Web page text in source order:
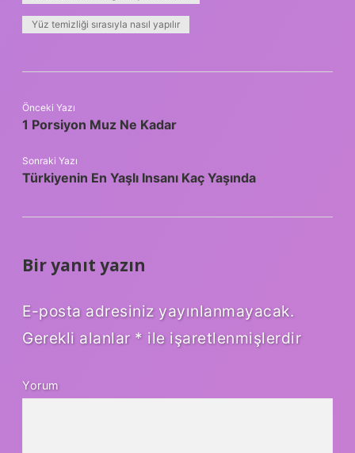
Yüz temizliği sırasıyla nasıl yapılır
Önceki Yazı
1 Porsiyon Muz Ne Kadar
Sonraki Yazı
Türkiyenin En Yaşlı Insanı Kaç Yaşında
Bir yanıt yazın
E-posta adresiniz yayınlanmayacak.
Gerekli alanlar * ile işaretlenmişlerdir
Yorum